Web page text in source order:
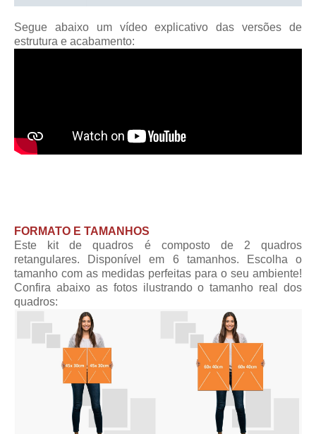
Segue abaixo um vídeo explicativo das versões de
estrutura e acabamento:
FORMATO E TAMANHOS
Este kit de quadros é composto de 2 quadros
retangulares. Disponível em 6 tamanhos. Escolha o
tamanho com as medidas perfeitas para o seu ambiente!
Confira abaixo as fotos ilustrando o tamanho real dos
quadros: